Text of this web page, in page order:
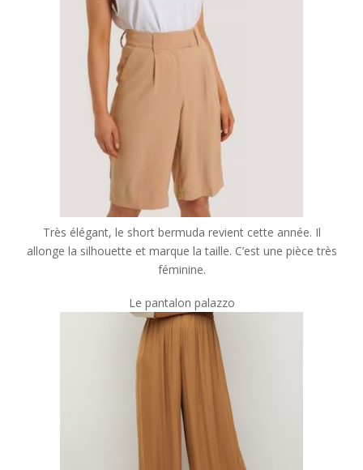
Très élégant, le short bermuda revient cette année. Il
allonge la silhouette et marque la taille. C’est une pièce très
féminine.
Le pantalon palazzo